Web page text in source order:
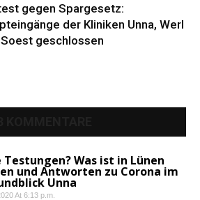
gegen Spargesetz:
der Kliniken Unna, Werl
geschlossen
Testungen? Was ist in Lünen
und Antworten zu Corona im
Unna
At 6:13 p.m.